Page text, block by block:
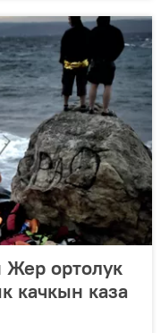
ортолук
качкын каза